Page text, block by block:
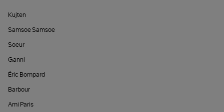
Kujten
Samsoe Samsoe
Soeur
Ganni
Éric Bompard
Barbour
Ami Paris